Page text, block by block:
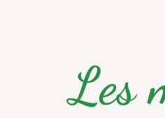
Les